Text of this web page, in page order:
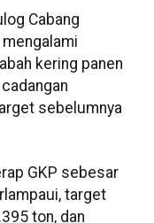
Cabang
kering panen
sebelumnya
GKP sebesar
target
ton, dan